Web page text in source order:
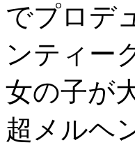
でプロデ
ンティー
女の子が
超メルヘ